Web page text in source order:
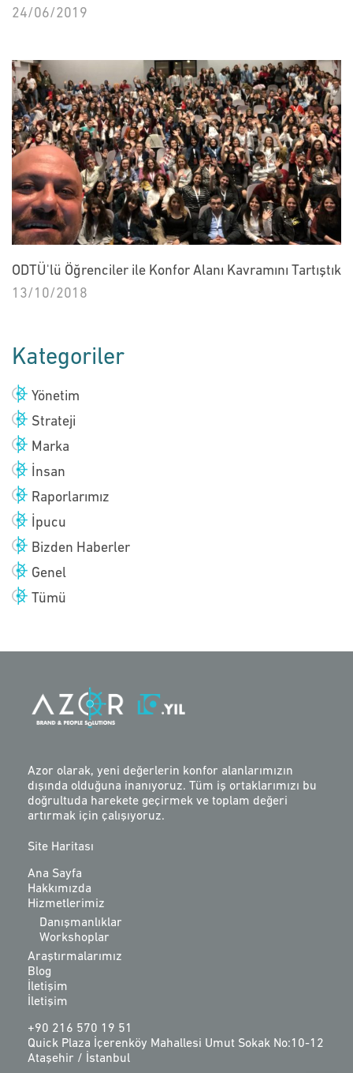
24/06/2019
ODTÜ'lü Öğrenciler ile Konfor Alanı Kavramını Tartıştık
13/10/2018
Kategoriler
Yönetim
Strateji
Marka
İnsan
Raporlarımız
İpucu
Bizden Haberler
Genel
Tümü
Azor olarak, yeni değerlerin konfor alanlarımızın
dışında olduğuna inanıyoruz. Tüm iş ortaklarımızı bu
doğrultuda harekete geçirmek ve toplam değeri
artırmak için çalışıyoruz.
Site Haritası
Ana Sayfa
Hakkımızda
Hizmetlerimiz
Danışmanlıklar
Workshoplar
Araştırmalarımız
Blog
İletişim
İletişim
+90 216 570 19 51
Quick Plaza İçerenköy Mahallesi Umut Sokak No:10-12
Ataşehir / İstanbul